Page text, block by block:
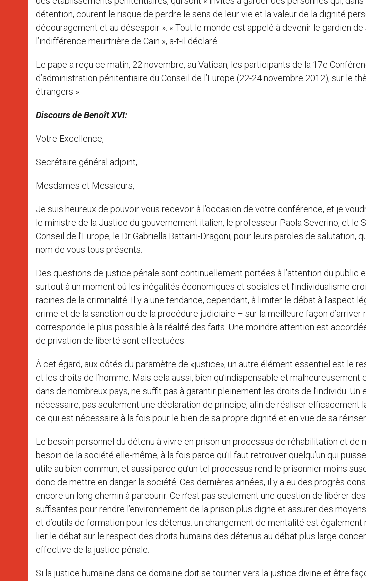
détention, courent le risque de perdre le sens de leur vie et la valeur de la dignité
découragement et au désespoir ». « Tout le monde est appelé à devenir le gardien de
l’indifférence meurtrière de Caïn », a-t-il déclaré.
Le pape a reçu ce matin, 22 novembre, au Vatican, les participants de la 17e
d’administration pénitentiaire du Conseil de l’Europe (22-24 novembre 2012), sur le
étrangers ».
Discours de Benoît XVI:
Votre Excellence,
Secrétaire général adjoint,
Mesdames et Messieurs,
Je suis heureux de pouvoir vous recevoir à l’occasion de votre conférence, et je
le ministre de la Justice du gouvernement italien, le professeur Paola Severino, et le
Conseil de l’Europe, le Dr Gabriella Battaini-Dragoni, pour leurs paroles de salutation,
nom de vous tous présents.
Des questions de justice pénale sont continuellement portées à l’attention du public
surtout à un moment où les inégalités économiques et sociales et l’individualisme
racines de la criminalité. Il y a une tendance, cependant, à limiter le débat à l’aspect
crime et de la sanction ou de la procédure judiciaire – sur la meilleure façon d’arriver
corresponde le plus possible à la réalité des faits. Une moindre attention est
de privation de liberté sont effectuées.
À cet égard, aux côtés du paramètre de «justice», un autre élément essentiel est le
et les droits de l’homme. Mais cela aussi, bien qu’indispensable et malheureusement
dans de nombreux pays, ne suffit pas à garantir pleinement les droits de l’individu.
nécessaire, pas seulement une déclaration de principe, afin de réaliser efficacement
ce qui est nécessaire à la fois pour le bien de sa propre dignité et en vue de sa
Le besoin personnel du détenu à vivre en prison un processus de réhabilitation et de
besoin de la société elle-même, à la fois parce qu’il faut retrouver quelqu’un qui
utile au bien commun, et aussi parce qu’un tel processus rend le prisonnier moins
donc de mettre en danger la société. Ces dernières années, il y a eu des progrès
encore un long chemin à parcourir. Ce n’est pas seulement une question de libérer
suffisantes pour rendre l’environnement de la prison plus digne et assurer des
et d’outils de formation pour les détenus: un changement de mentalité est également
lier le débat sur le respect des droits humains des détenus au débat plus large
effective de la justice pénale.
Si la justice humaine dans ce domaine doit se tourner vers la justice divine et être